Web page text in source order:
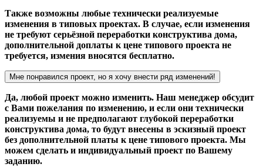
Также возможны любые технически реализуемые
изменения в типовых проектах. В случае, если изменения
не требуют серьёзной переработки конструктива дома,
дополнительной доплаты к цене типового проекта не
требуется, измения вносятся бесплатно.
Мне понравился проект, но я хочу внести ряд изменений!
Да, любой проект можно изменить. Наш менеджер обсудит
с Вами пожелания по изменению, и если они технически
реализуемы и не предполагают глубокой переработки
конструктива дома, то будут внесены в эскизный проект
без дополнительной платы к цене типового проекта. Мы
можем сделать и индивидуальный проект по Вашему
заданию.